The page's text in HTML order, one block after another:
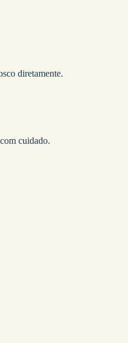
diretamente.
cuidado.